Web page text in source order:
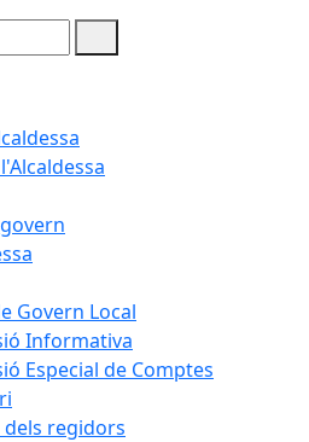
Govern Local
Informativa
Especial de Comptes
regidors